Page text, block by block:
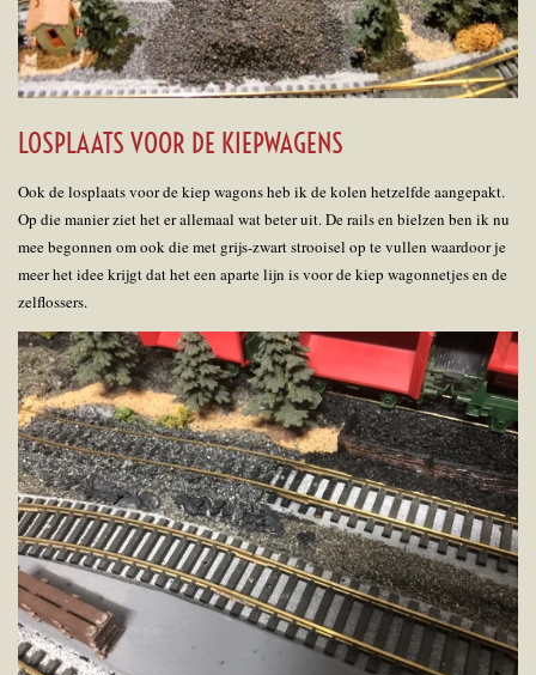
LOSPLAATS VOOR DE KIEPWAGENS
Ook de losplaats voor de kiep wagons heb ik de kolen hetzelfde aangepakt.
Op die manier ziet het er allemaal wat beter uit. De rails en bielzen ben ik nu
mee begonnen om ook die met grijs-zwart strooisel op te vullen waardoor je
meer het idee krijgt dat het een aparte lijn is voor de kiep wagonnetjes en de
zelflossers.